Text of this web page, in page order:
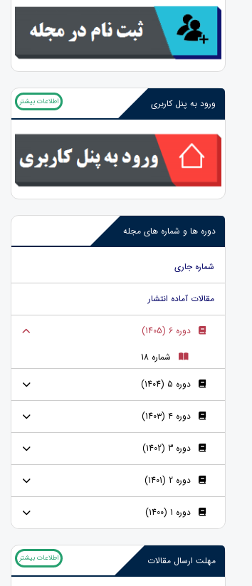
ورود به پنل کاربری اطلاعات بیشتر
دوره ها و شماره های مجله
شماره جاری
مقالات آماده انتشار
دوره 6 (1405)
شماره 18
دوره 5 (1404)
دوره ۴ (140۳)
دوره 3 (1402)
دوره 2 (1401)
دوره 1 (1400)
مهلت ارسال مقالات اطلاعات بیشتر